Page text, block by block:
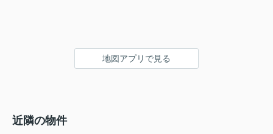
地図アプリで見る
近隣の物件